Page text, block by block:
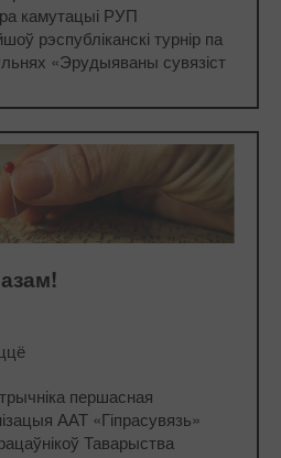
камутацыі РУП
рэспубліканскі турнір па
«Эрудыяваны сувязіст
першасная
ААТ «Гіпрасувязь»
Таварыства